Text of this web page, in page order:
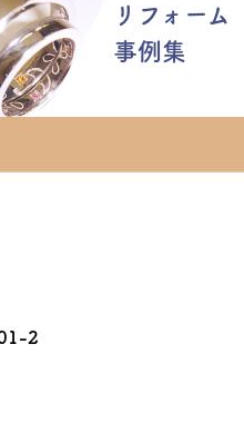
リフォーム
事例集
2